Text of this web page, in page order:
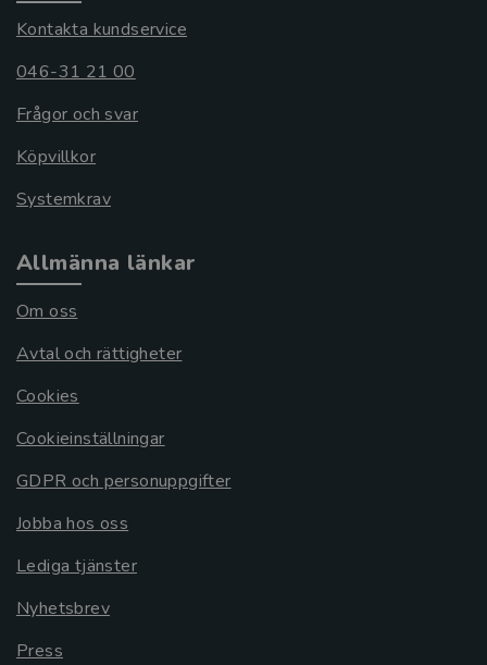
Kontakta kundservice
046-31 21 00
Frågor och svar
Köpvillkor
Systemkrav
Allmänna länkar
Om oss
Avtal och rättigheter
Cookies
Cookieinställningar
GDPR och personuppgifter
Jobba hos oss
Lediga tjänster
Nyhetsbrev
Press